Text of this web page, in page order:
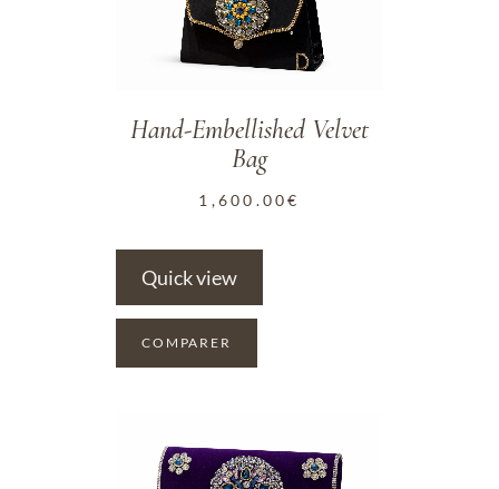
Hand-Embellished Velvet
Bag
1,600.00€
Quick view
COMPARER